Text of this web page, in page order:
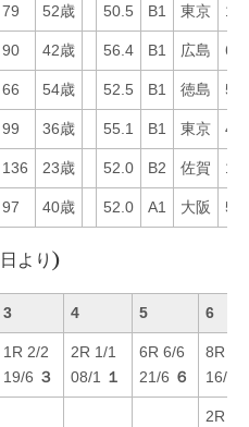
79 52歳 50.5 B1 東京 13
90 42歳 56.4 B1 広島 6
66 54歳 52.5 B1 徳島 54
99 36歳 55.1 B1 東京 47
136 23歳 52.0 B2 佐賀 14
97 40歳 52.0 A1 大阪 57
より)
3 4 5 6
1R 2/2
19/6 ３
2R 1/1
08/1
１
6R 6/6
21/6 ６
8R 1/
16/5
2R 6/